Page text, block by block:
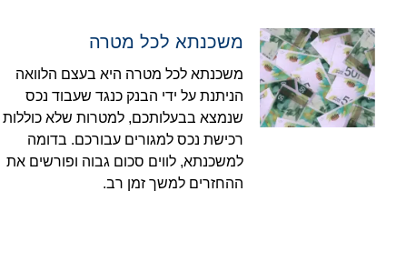
משכנתא לכל מטרה
משכנתא לכל מטרה היא בעצם הלוואה
הניתנת על ידי הבנק כנגד שעבוד נכס
שנמצא בבעלותכם, למטרות שלא כוללות
רכישת נכס למגורים עבורכם. בדומה
למשכנתא, לווים סכום גבוה ופורשים את
ההחזרים למשך זמן רב.